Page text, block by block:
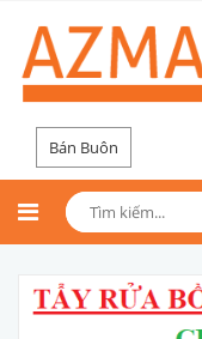
Bán Buôn